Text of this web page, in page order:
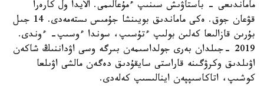
ماماندىعى - باستاۋىش سىنىپ ءمۇعالىمى. الايدا ول كارەرا
قۋعان جوق. ەكى ماماندىق بويىنشا جۇمىس ىستەمەدى. 14 جىل
بۇرىن قازالىعا كەلىن بولىپ ءتۇسىپ، سوندا ءوسىپ- ءوندى.
2019 -جىلدان بەرى جولداسىمەن بىرگە وسى اۋداننىڭ شاكەن
اۋىلدىق وكرۋگىنە قاراستى سايقۇدىق دەگەن مالشى اۋىلعا
كوشىپ، اتاكاسىپپەن اينالىسىپ كەلەدى.